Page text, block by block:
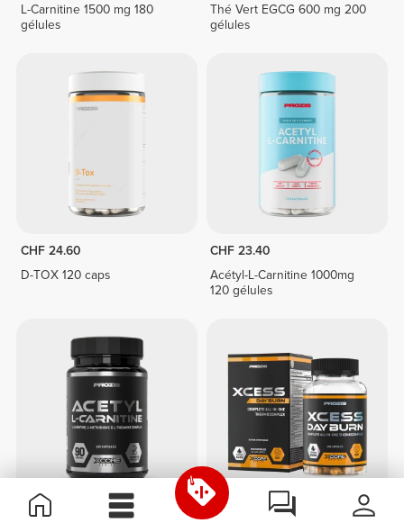
L-Carnitine 1500 mg 180
gélules
Thé Vert EGCG 600 mg 200
gélules
CHF 24.60
D-TOX 120 caps
CHF 23.40
Acétyl-L-Carnitine 1000mg
120 gélules
CHF 33.65 CHF 49.20